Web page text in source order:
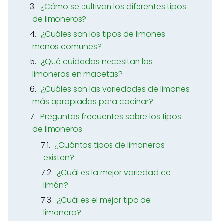
¿Cómo se cultivan los diferentes tipos
de limoneros?
¿Cuáles son los tipos de limones
menos comunes?
¿Qué cuidados necesitan los
limoneros en macetas?
¿Cuáles son las variedades de limones
más apropiadas para cocinar?
Preguntas frecuentes sobre los tipos
de limoneros
¿Cuántos tipos de limoneros
existen?
¿Cuál es la mejor variedad de
limón?
¿Cuál es el mejor tipo de
limonero?